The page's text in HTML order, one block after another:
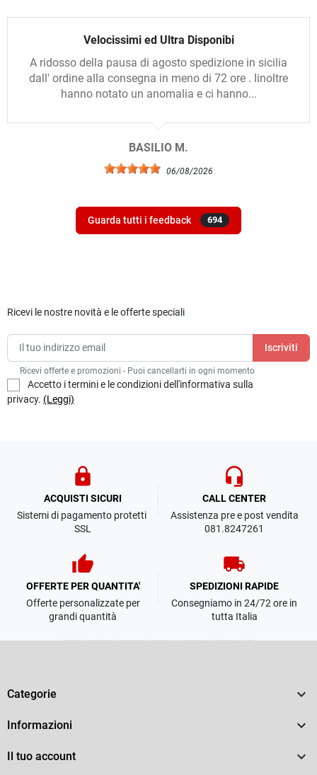
Velocissimi ed Ultra Disponibi
A ridosso della pausa di agosto spedizione in sicilia
dall' ordine alla consegna in meno di 72 ore . Iinoltre
hanno notato un anomalia e ci hanno...
BASILIO M.
06/08/2026
Guarda tutti i feedback 694
Ricevi le nostre novità e le offerte speciali
Ricevi offerte e promozioni - Puoi cancellarti in ogni momento
Accetto i termini e le condizioni dell'informativa sulla
privacy. (Leggi)
lock
ACQUISTI SICURI
Sistemi di pagamento protetti
SSL
headset_mic
CALL CENTER
Assistenza pre e post vendita
081.8247261
thumb_up
OFFERTE PER QUANTITA'
Offerte personalizzate per
grandi quantità
local_shipping
SPEDIZIONI RAPIDE
Consegniamo in 24/72 ore in
tutta Italia
Categorie 
Informazioni 
Il tuo account 